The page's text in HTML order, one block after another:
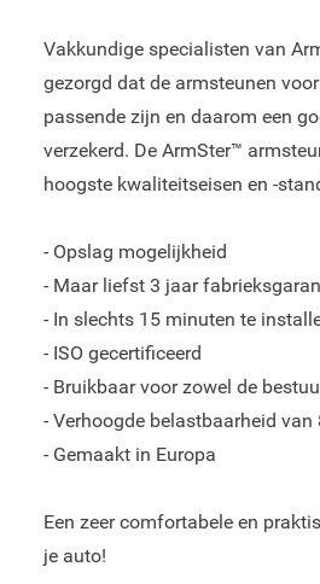
Vakkundige specialisten van
gezorgd dat de armsteunen
passende zijn en daarom een
verzekerd. De ArmSter™
hoogste kwaliteitseisen en -
- Opslag mogelijkheid
- Maar liefst 3 jaar
- In slechts 15 minuten te
- ISO gecertificeerd
- Bruikbaar voor zowel de
- Verhoogde belastbaarheid van
- Gemaakt in Europa
Een zeer comfortabele en
je auto!